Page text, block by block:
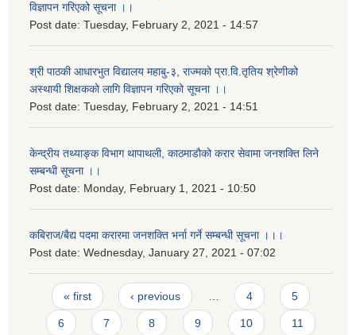
विज्ञापन गरिएको सूचना ।।
Post date: Tuesday, February 2, 2021 - 14:57
श्री पाठकी आधारभुत विद्यालय महाबु-३, राज्मको प्रा.वि.तृतिय श्रेणीको
अस्थायी शिक्षकको लागि विज्ञापन गरिएको सूचना ।।
Post date: Tuesday, February 2, 2021 - 14:51
केन्द्रीय तथ्याङ्क विभाग थापाथली, काठमाडाैको करार सेवामा जनशक्ति लिने
सम्बन्धी सूचना ।।
Post date: Monday, February 1, 2021 - 10:50
कबिराज/बैद्य पदमा करारमा जनशक्ति भर्ना गर्ने सम्बन्धी सूचना ।।।
Post date: Wednesday, January 27, 2021 - 07:02
Pages
« first ‹ previous 4 5
6 7 8 9 10
11